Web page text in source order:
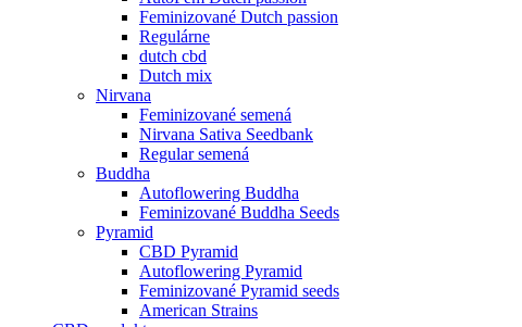
Feminizované Dutch passion
Regulárne
dutch cbd
Dutch mix
Nirvana
Feminizované semená
Nirvana Sativa Seedbank
Regular semená
Buddha
Autoflowering Buddha
Feminizované Buddha Seeds
Pyramid
CBD Pyramid
Autoflowering Pyramid
Feminizované Pyramid seeds
American Strains